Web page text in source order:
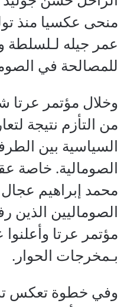
منحى عكسيا منذ
عمر جيله لـلسلطة
للمصالحة في
وخلال مؤتمر عرتا
من التأزم نتيجة
السياسية بين
الصومالية. خاصة
محمد إبراهيم
الصوماليين
مؤتمر عرتا
بـمخرجات الحوار.
وفي خطوة تعكس